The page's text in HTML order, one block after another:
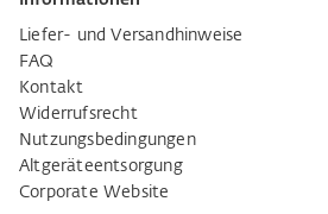
Liefer- und Versandhinweise
FAQ
Kontakt
Widerrufsrecht
Nutzungsbedingungen
Altgeräteentsorgung
Corporate Website